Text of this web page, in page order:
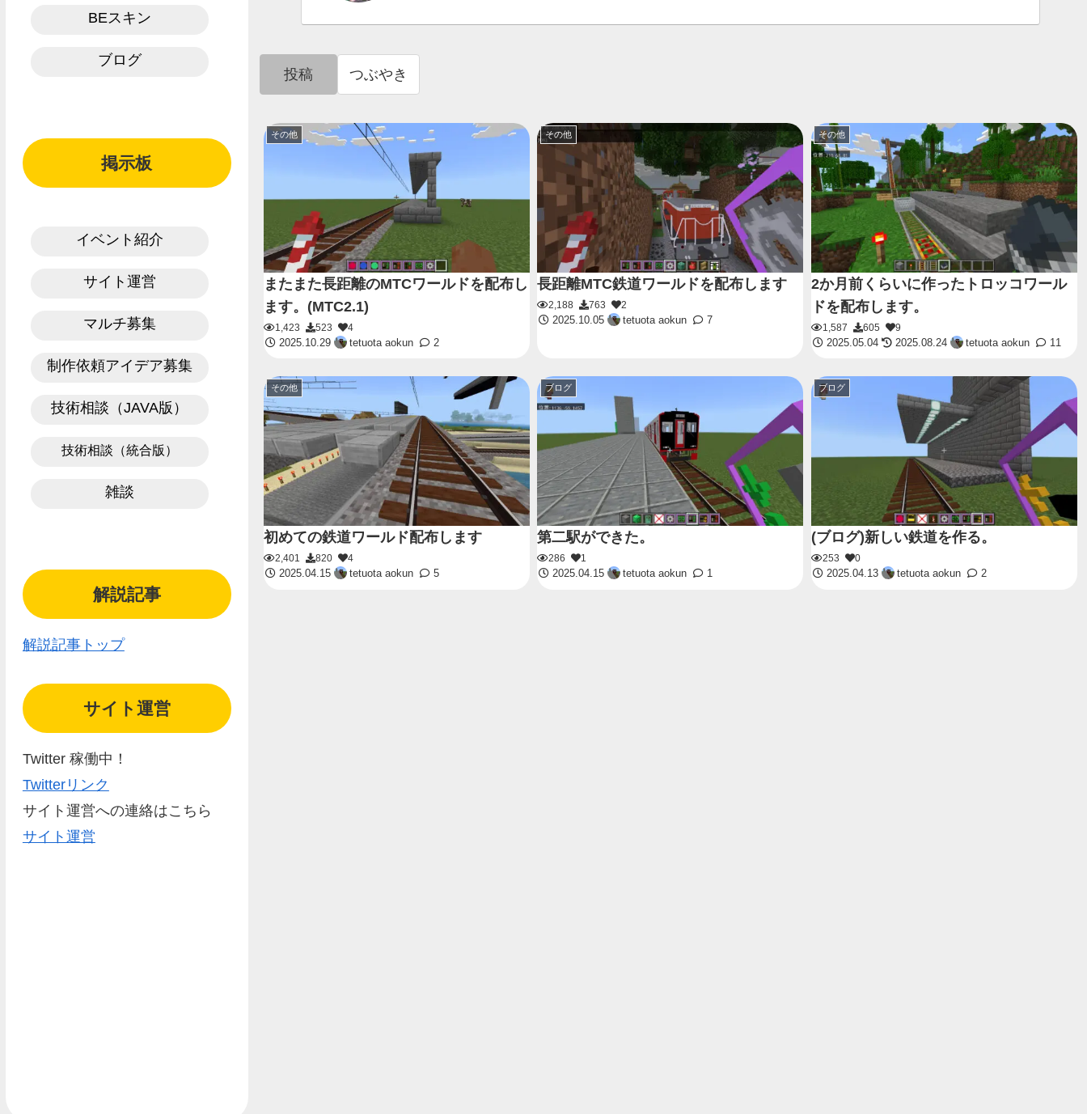
投稿 つぶやき
その他
またまた長距離のMTCワールドを配布し
ます。(MTC2.1)
1,423 523
4
2025.10.29
tetuota aokun 2
その他
長距離MTC鉄道ワールドを配布します
2,188 763
2
2025.10.05
tetuota aokun 7
その他
2か月前くらいに作ったトロッコワール
ドを配布します。
1,587 605
9
2025.05.04
2025.08.24 tetuota aokun 11
その他
初めての鉄道ワールド配布します
2,401 820
4
2025.04.15
tetuota aokun 5
ブログ
第二駅ができた。
286
1
2025.04.15
tetuota aokun 1
ブログ
(ブログ)新しい鉄道を作る。
253
0
2025.04.13
tetuota aokun 2
BEスキン
ブログ
掲示板
イベント紹介
サイト運営
マルチ募集
制作依頼アイデア募集
技術相談（JAVA版）
技術相談（統合版）
雑談
解説記事
解説記事トップ
サイト運営
Twitter 稼働中！
Twitterリンク
サイト運営への連絡はこちら
サイト運営